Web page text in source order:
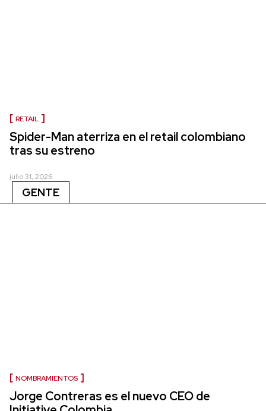
RETAIL
Spider-Man aterriza en el retail colombiano
tras su estreno
julio 31, 2026
GENTE
NOMBRAMIENTOS
Jorge Contreras es el nuevo CEO de